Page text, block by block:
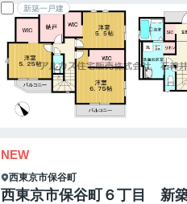
新築一戸建
NEW
西東京市保谷町
西東京市保谷町６丁目 新